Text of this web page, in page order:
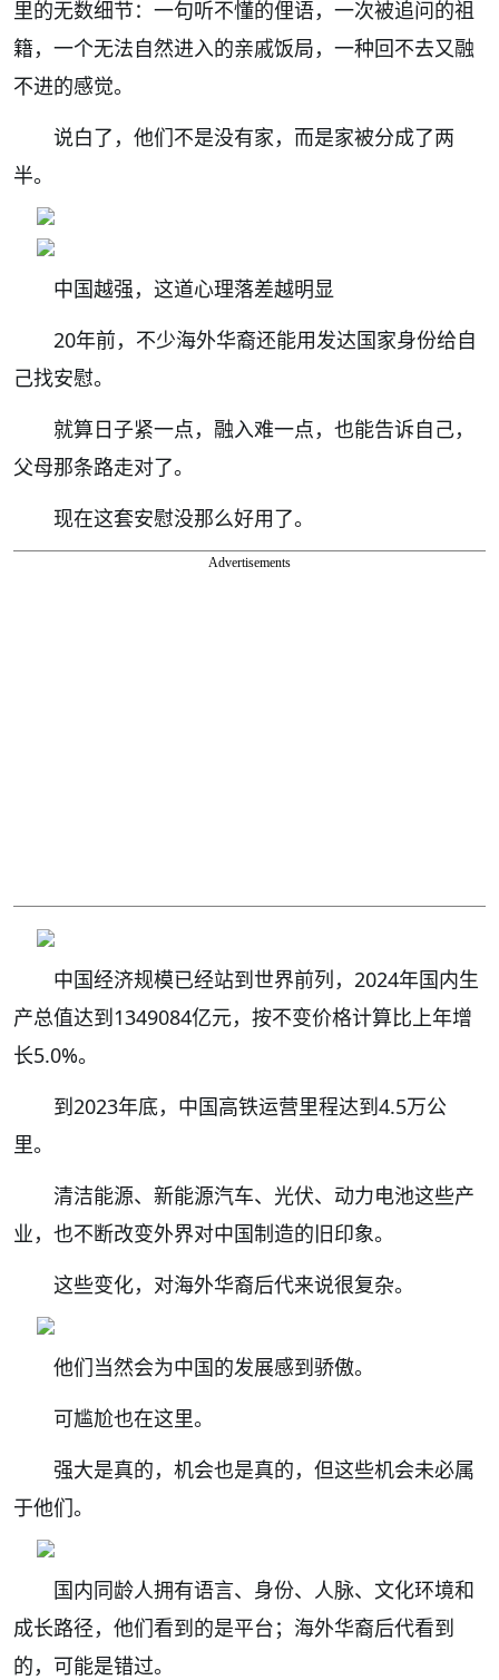
里的无数细节：一句听不懂的俚语，一次被追问的祖
籍，一个无法自然进入的亲戚饭局，一种回不去又融
不进的感觉。
说白了，他们不是没有家，而是家被分成了两
半。
中国越强，这道心理落差越明显
20年前，不少海外华裔还能用发达国家身份给自
己找安慰。
就算日子紧一点，融入难一点，也能告诉自己，
父母那条路走对了。
现在这套安慰没那么好用了。
Advertisements
中国经济规模已经站到世界前列，2024年国内生
产总值达到1349084亿元，按不变价格计算比上年增
长5.0%。
到2023年底，中国高铁运营里程达到4.5万公
里。
清洁能源、新能源汽车、光伏、动力电池这些产
业，也不断改变外界对中国制造的旧印象。
这些变化，对海外华裔后代来说很复杂。
他们当然会为中国的发展感到骄傲。
可尴尬也在这里。
强大是真的，机会也是真的，但这些机会未必属
于他们。
国内同龄人拥有语言、身份、人脉、文化环境和
成长路径，他们看到的是平台；海外华裔后代看到
的，可能是错过。